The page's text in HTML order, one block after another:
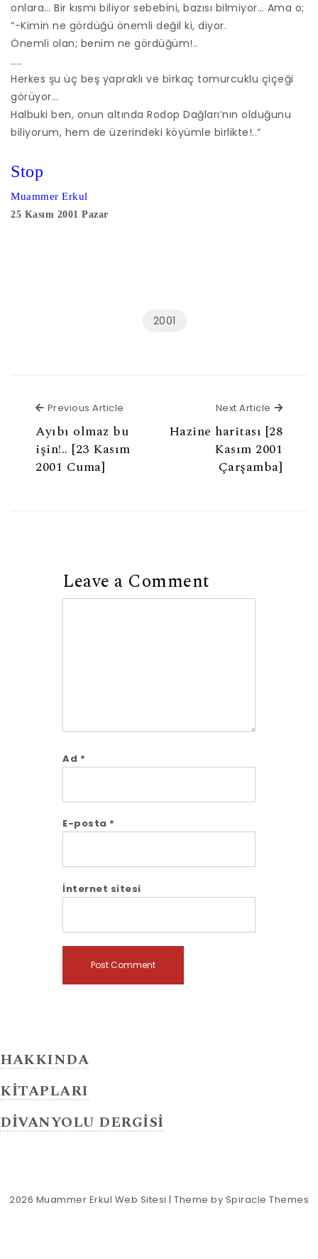
onlara… Bir kısmı biliyor sebebini, bazısı bilmiyor… Ama o;
“-Kimin ne gördüğü önemli değil ki, diyor.
Önemli olan; benim ne gördüğüm!..
…..
Herkes şu üç beş yapraklı ve birkaç tomurcuklu çiçeği
görüyor…
Halbuki ben, onun altında Rodop Dağları’nın olduğunu
biliyorum, hem de üzerindeki köyümle birlikte!..”
Stop
Muammer Erkul
25 Kasım 2001 Pazar
2001
Previous Article
Ayıbı olmaz bu
işin!.. [23 Kasım
2001 Cuma]
Next Article Next
Hazine haritası [28
Kasım 2001
Çarşamba]
Leave a Comment
Ad *
E-posta *
İnternet sitesi
HAKKINDA
KİTAPLARI
DİVANYOLU DERGİSİ
2026 Muammer Erkul Web Sitesi | Theme by Spiracle Themes